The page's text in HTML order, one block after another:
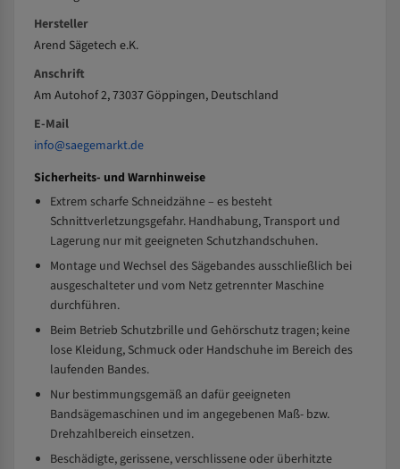
Hersteller
Arend Sägetech e.K.
Anschrift
Am Autohof 2, 73037 Göppingen, Deutschland
E-Mail
info@saegemarkt.de
Sicherheits- und Warnhinweise
Extrem scharfe Schneidzähne – es besteht
Schnittverletzungsgefahr. Handhabung, Transport und
Lagerung nur mit geeigneten Schutzhandschuhen.
Montage und Wechsel des Sägebandes ausschließlich bei
ausgeschalteter und vom Netz getrennter Maschine
durchführen.
Beim Betrieb Schutzbrille und Gehörschutz tragen; keine
lose Kleidung, Schmuck oder Handschuhe im Bereich des
laufenden Bandes.
Nur bestimmungsgemäß an dafür geeigneten
Bandsägemaschinen und im angegebenen Maß- bzw.
Drehzahlbereich einsetzen.
Beschädigte, gerissene, verschlissene oder überhitzte